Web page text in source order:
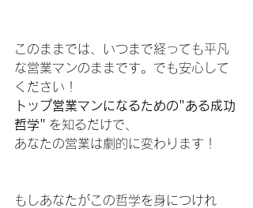
このままでは、いつまで経っても平凡
な営業マンのままです。でも安心して
ください！
トップ営業マンになるための"ある成功
哲学" を知るだけで、
あなたの営業は劇的に変わります！
もしあなたがこの哲学を身につけれ